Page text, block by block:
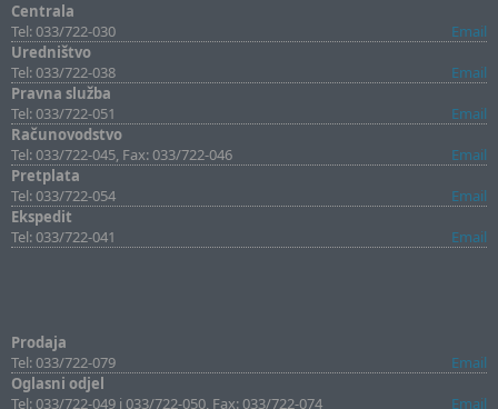
Centrala
Tel: 033/722-030
Email
Uredništvo
Tel: 033/722-038
Email
Pravna služba
Tel: 033/722-051
Email
Računovodstvo
Tel: 033/722-045, Fax: 033/722-046
Email
Pretplata
Tel: 033/722-054
Email
Ekspedit
Tel: 033/722-041
Email
Prodaja
Tel: 033/722-079
Email
Oglasni odjel
Tel: 033/722-049 i 033/722-050, Fax: 033/722-074
Email